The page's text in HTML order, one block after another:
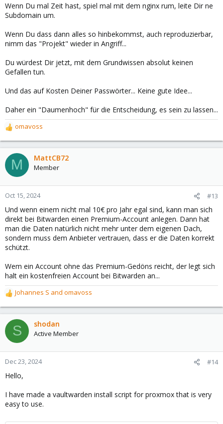
Wenn Du mal Zeit hast, spiel mal mit dem nginx rum, leite Dir ne
Subdomain um.
Wenn Du dass dann alles so hinbekommst, auch reproduzierbar,
nimm das "Projekt" wieder in Angriff...
Du würdest Dir jetzt, mit dem Grundwissen absolut keinen
Gefallen tun.
Und das auf Kosten Deiner Passwörter... Keine gute Idee...
Daher ein "Daumenhoch" für die Entscheidung, es sein zu lassen...
R
e
a
c
t
o
n
:
omavoss
M MattCB72
Member
Oct 15, 2024 #13
Und wenn einem nicht mal 10€ pro Jahr egal sind, kann man sich
direkt bei Bitwarden einen Premium-Account anlegen. Dann hat
man die Daten natürlich nicht mehr unter dem eigenen Dach,
sondern muss dem Anbieter vertrauen, dass er die Daten korrekt
schützt.
Wem ein Account ohne das Premium-Gedöns reicht, der legt sich
halt ein kostenfreien Account bei Bitwarden an...
R
e
a
c
t
o
n
:
Johannes S and omavoss
S shodan
Active Member
Dec 23, 2024 #14
Hello,
I have made a vaultwarden install script for proxmox that is very
easy to use.